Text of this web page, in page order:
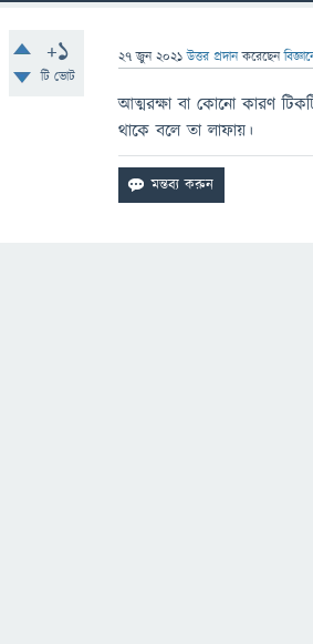
+1
টি ভোট
27 জুন 2021 উত্তর প্রদান করেছেন
আত্মরক্ষা বা কোনাে কারণ
থাকে বলে তা লাফায়।